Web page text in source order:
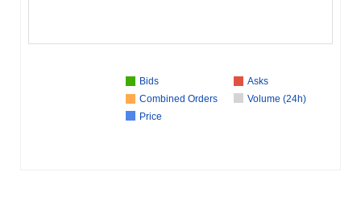
Bids
Asks
Combined Orders
Volume (24h)
Price